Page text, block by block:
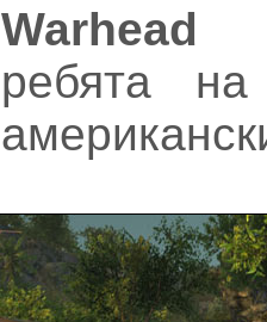
Warhead
ребята